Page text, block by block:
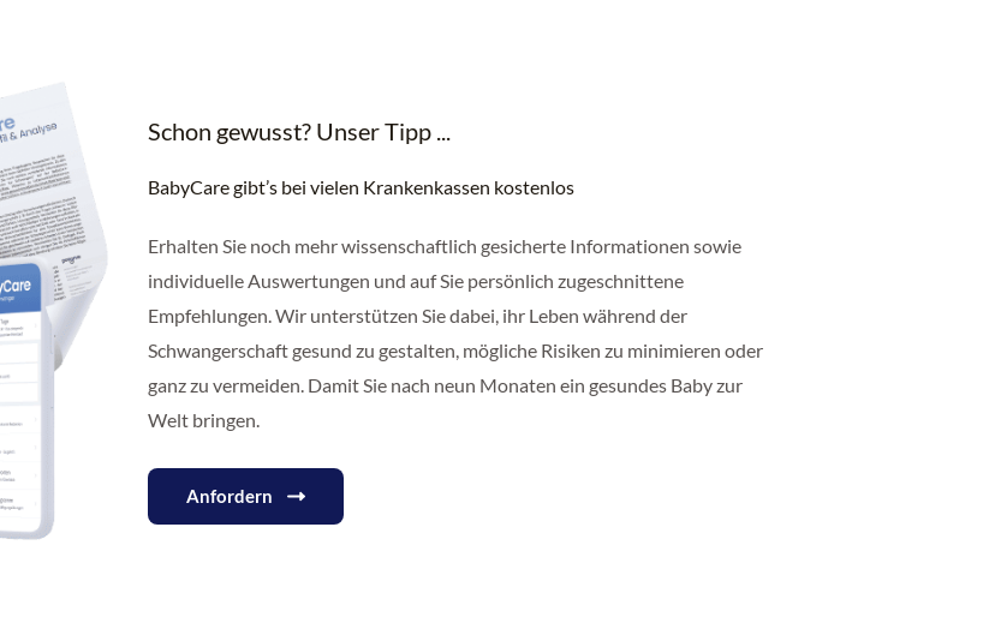
Schon gewusst? Unser Tipp ...
BabyCare gibt’s bei vielen Krankenkassen kostenlos
Erhalten Sie noch mehr wissenschaftlich gesicherte Informationen sowie
individuelle Auswertungen und auf Sie persönlich zugeschnittene
Empfehlungen. Wir unterstützen Sie dabei, ihr Leben während der
Schwangerschaft gesund zu gestalten, mögliche Risiken zu minimieren oder
ganz zu vermeiden. Damit Sie nach neun Monaten ein gesundes Baby zur
Welt bringen.
Anfordern